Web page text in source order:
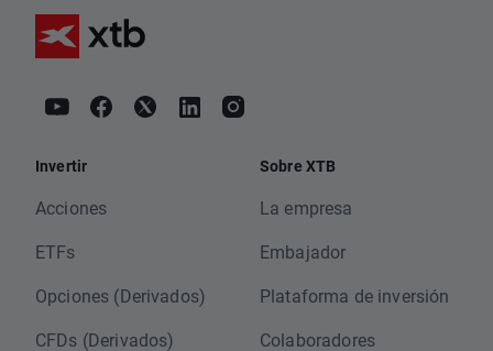
Invertir
Acciones
ETFs
Opciones (Derivados)
CFDs (Derivados)
Sobre XTB
La empresa
Embajador
Plataforma de inversión
Colaboradores